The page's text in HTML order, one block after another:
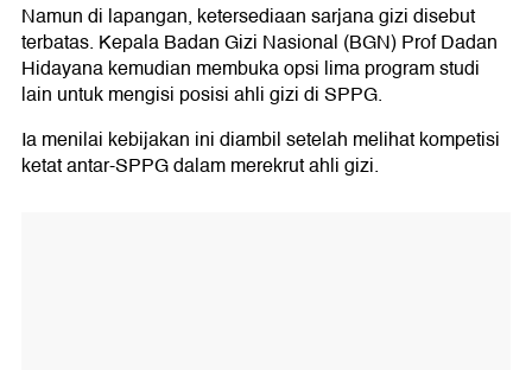
Namun di lapangan, ketersediaan sarjana gizi disebut
terbatas. Kepala Badan Gizi Nasional (BGN) Prof Dadan
Hidayana kemudian membuka opsi lima program studi
lain untuk mengisi posisi ahli gizi di SPPG.
Ia menilai kebijakan ini diambil setelah melihat kompetisi
ketat antar-SPPG dalam merekrut ahli gizi.